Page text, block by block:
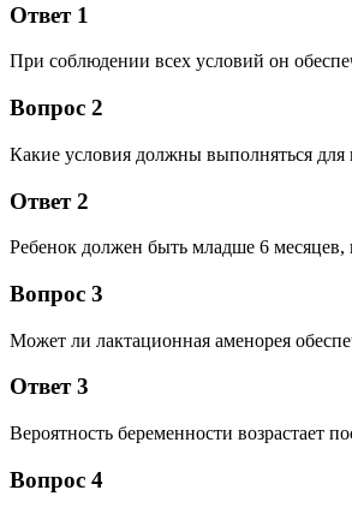
Ответ 1
При соблюдении всех условий он
Вопрос 2
Какие условия должны выполняться для
Ответ 2
Ребенок должен быть младше 6
Вопрос 3
Может ли лактационная аменорея
Ответ 3
Вероятность беременности возрастает
Вопрос 4